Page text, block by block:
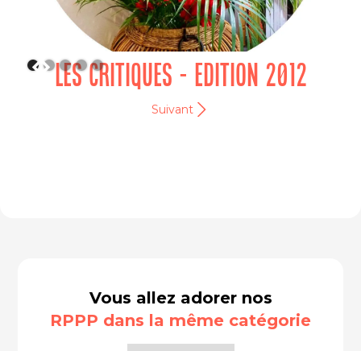
LES CRITIQUES - EDITION 2012
Suivant
Vous allez adorer nos
RPPP dans la même catégorie